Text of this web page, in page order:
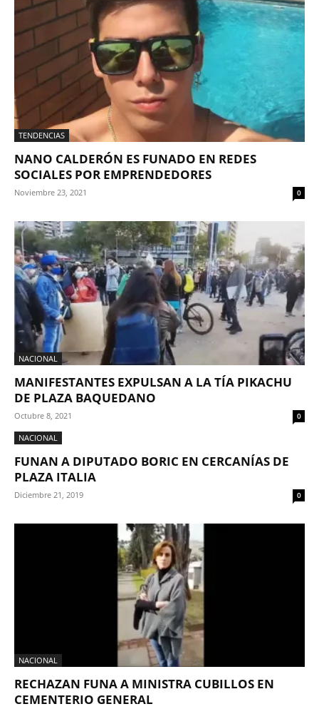
TENDENCIAS
NANO CALDERÓN ES FUNADO EN REDES
SOCIALES POR EMPRENDEDORES
Noviembre 23, 2021 0
NACIONAL
MANIFESTANTES EXPULSAN A LA TÍA PIKACHU
DE PLAZA BAQUEDANO
Octubre 8, 2021 0
NACIONAL
FUNAN A DIPUTADO BORIC EN CERCANÍAS DE
PLAZA ITALIA
Diciembre 21, 2019 0
NACIONAL
RECHAZAN FUNA A MINISTRA CUBILLOS EN
CEMENTERIO GENERAL